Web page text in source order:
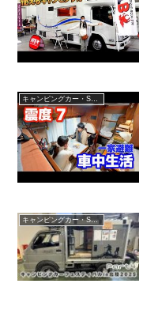
キャンピングカー・SUV人気車種
キャンピングカー・SUV人気車種